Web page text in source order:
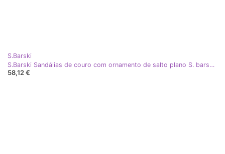
S.Barski
S.Barski Sandálias de couro com ornamento de salto plano S. barski kv51-096 preto
58,12 €